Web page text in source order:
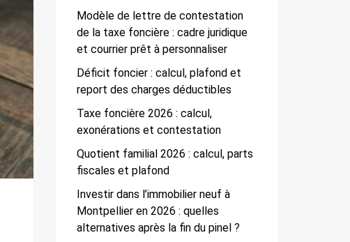
Modèle de lettre de contestation
de la taxe foncière : cadre juridique
et courrier prêt à personnaliser
Déficit foncier : calcul, plafond et
report des charges déductibles
Taxe foncière 2026 : calcul,
exonérations et contestation
Quotient familial 2026 : calcul, parts
fiscales et plafond
Investir dans l’immobilier neuf à
Montpellier en 2026 : quelles
alternatives après la fin du pinel ?